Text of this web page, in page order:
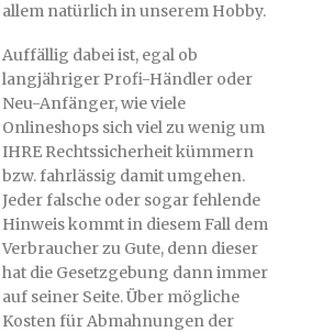
allem natürlich in unserem Hobby.
Auffällig dabei ist, egal ob
langjähriger Profi-Händler oder
Neu-Anfänger, wie viele
Onlineshops sich viel zu wenig um
IHRE Rechtssicherheit kümmern
bzw. fahrlässig damit umgehen.
Jeder falsche oder sogar fehlende
Hinweis kommt in diesem Fall dem
Verbraucher zu Gute, denn dieser
hat die Gesetzgebung dann immer
auf seiner Seite. Über mögliche
Kosten für Abmahnungen der